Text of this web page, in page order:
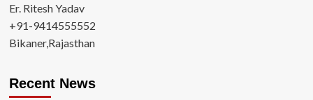
Er. Ritesh Yadav
+91-9414555552
Bikaner,Rajasthan
Recent News